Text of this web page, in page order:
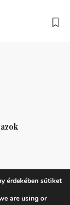
érdekében sütiket
are using or